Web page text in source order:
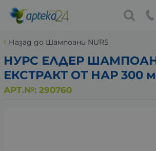
Назад до Шампоани NURS
НУРС ЕЛДЕР
ЕКСТРАКТ ОТ НАР 300
АРТ.№: 290760